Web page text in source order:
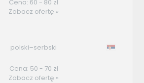
Cena: 60 - 80 zł
Zobacz ofertę »
polski–serbski
Cena: 50 - 70 zł
Zobacz ofertę »